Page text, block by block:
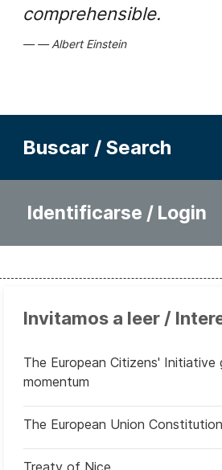
comprehensible.
Albert Einstein
Buscar / Search
Identificarse / Login
Invitamos a leer /
The European Citizens' Initiative
momentum
The European Union Constitution
Treaty of Nice